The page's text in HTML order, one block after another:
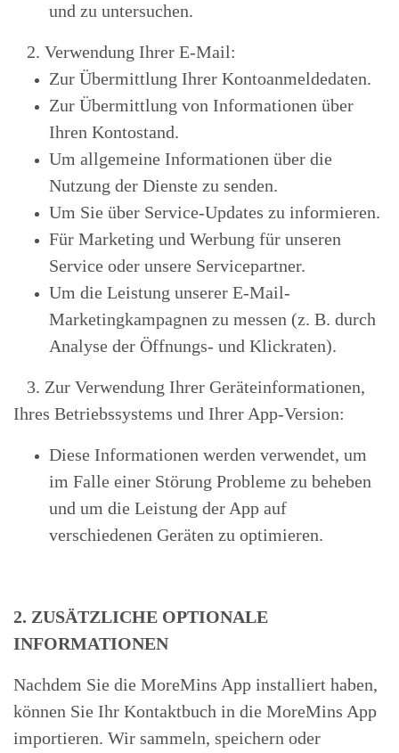
und zu untersuchen.
2. Verwendung Ihrer E-Mail:
Zur Übermittlung Ihrer Kontoanmeldedaten.
Zur Übermittlung von Informationen über
Ihren Kontostand.
Um allgemeine Informationen über die
Nutzung der Dienste zu senden.
Um Sie über Service-Updates zu informieren.
Für Marketing und Werbung für unseren
Service oder unsere Servicepartner.
Um die Leistung unserer E-Mail-
Marketingkampagnen zu messen (z. B. durch
Analyse der Öffnungs- und Klickraten).
3. Zur Verwendung Ihrer Geräteinformationen,
Ihres Betriebssystems und Ihrer App-Version:
Diese Informationen werden verwendet, um
im Falle einer Störung Probleme zu beheben
und um die Leistung der App auf
verschiedenen Geräten zu optimieren.
2. ZUSÄTZLICHE OPTIONALE
INFORMATIONEN
Nachdem Sie die MoreMins App installiert haben,
können Sie Ihr Kontaktbuch in die MoreMins App
importieren. Wir sammeln, speichern oder